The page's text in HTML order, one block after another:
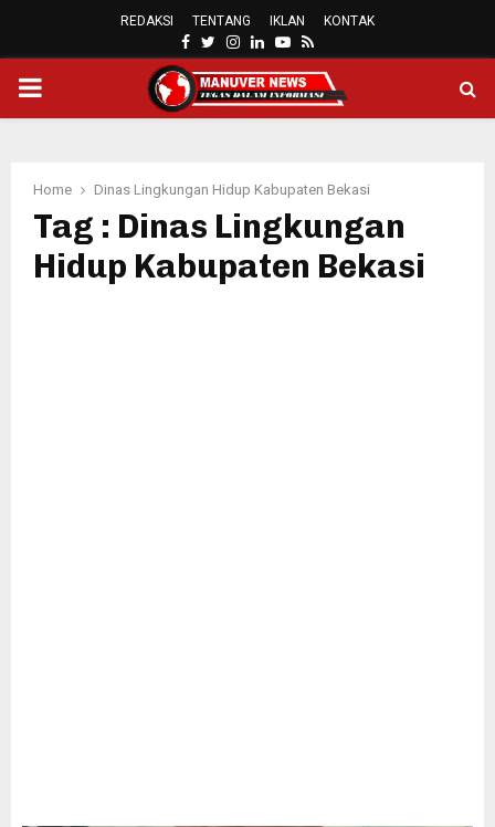
REDAKSI TENTANG IKLAN KONTAK
FACEBOOK
TWITTER
INSTAGRAM
LINKEDINYOUTUBE
RSS
PRIMARY
Home Dinas Lingkungan Hidup Kabupaten Bekasi
Tag : Dinas Lingkungan
Hidup Kabupaten Bekasi